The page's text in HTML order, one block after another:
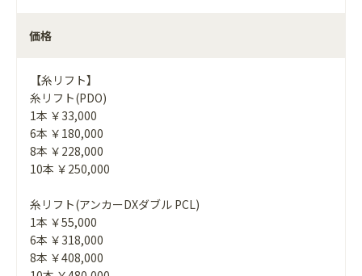
価格
【糸リフト】
糸リフト(PDO)
1本 ￥33,000
6本 ￥180,000
8本 ￥228,000
10本 ￥250,000
糸リフト(アンカーDXダブル PCL)
1本 ￥55,000
6本 ￥318,000
8本 ￥408,000